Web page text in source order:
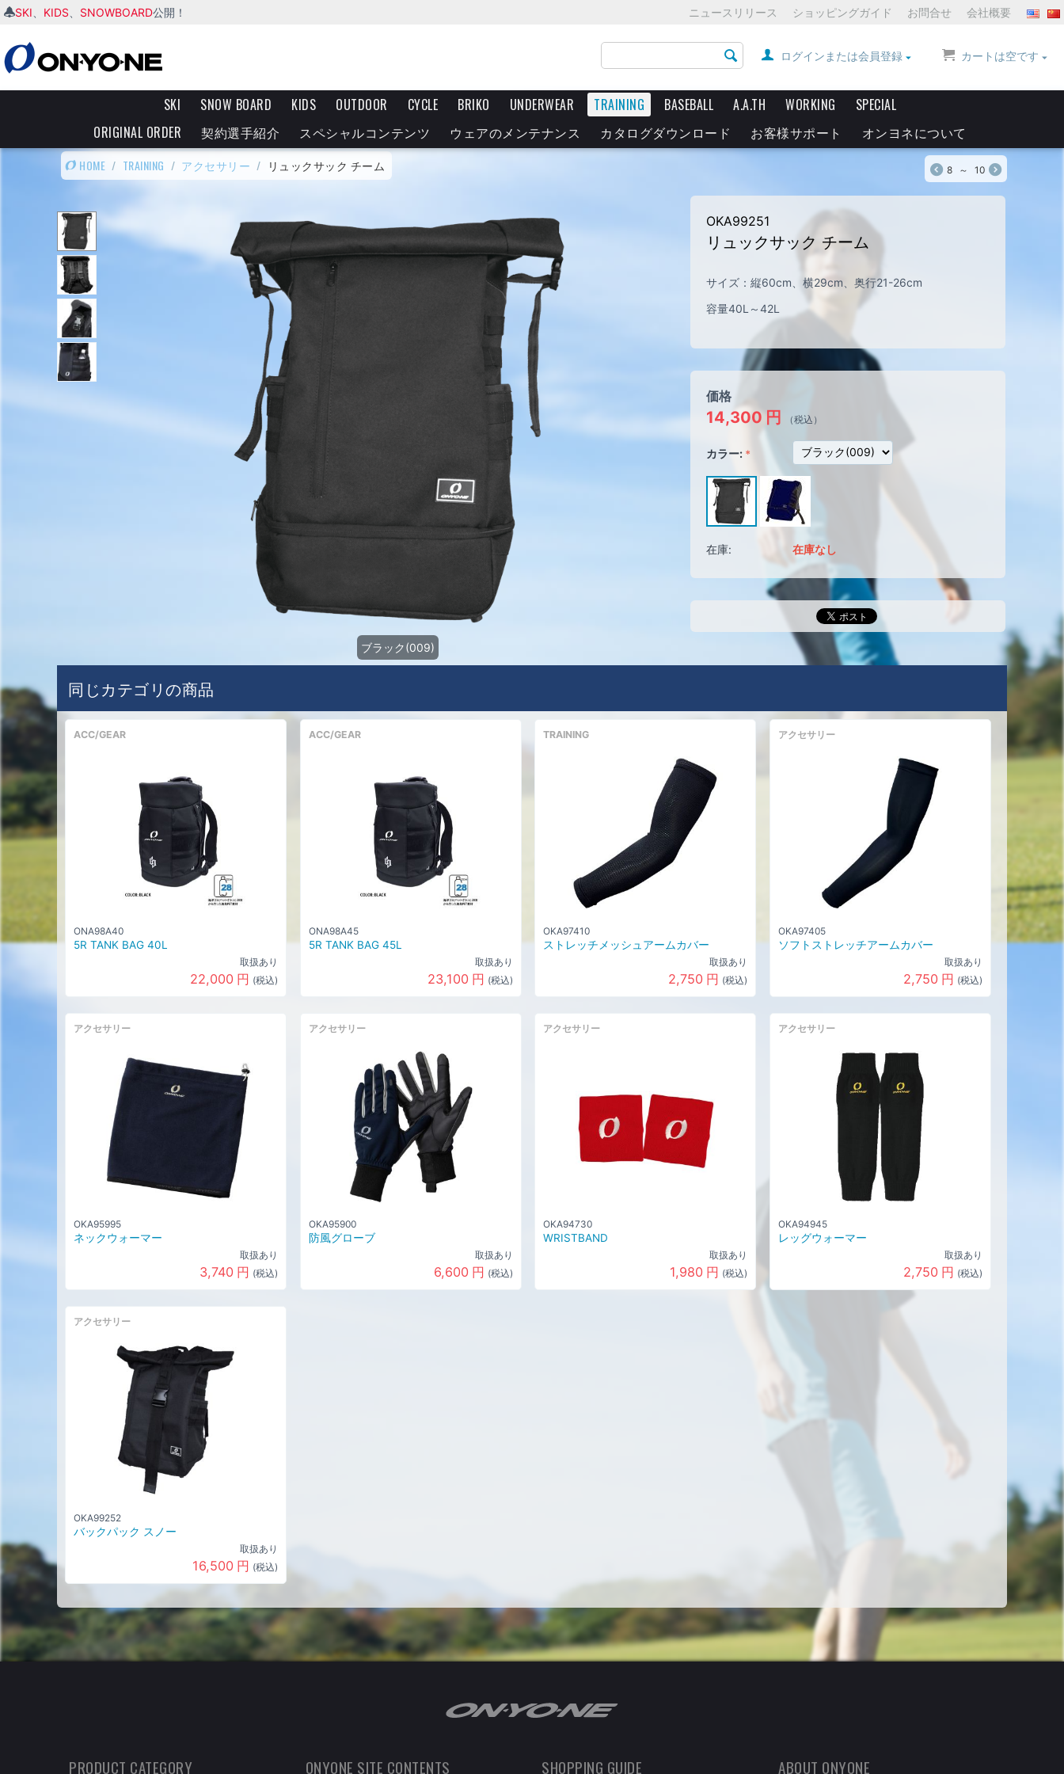
SKI KIDS SNOWBOARD公開！ ニュースリリース ショッピングガイド お問合せ 会社概要
カートは空です
ログインまたは会員登録
SKI SNOW BOARD KIDS OUTDOOR CYCLE BRIKO UNDERWEAR TRAINING BASEBALL A.A.TH WORKING
SPECIAL
ORIGINAL ORDER
契約選手紹介 スペシャルコンテンツ ウェアのメンテナンス カタログダウンロード お客様サポート オンヨネについて
HOME / TRAINING / アクセサリー / リュックサック チーム 8 ～ 10
ブラック(009)
OKA99251
リュックサック チーム
サイズ：縦60cm、横29cm、奥行21-26cm
容量40L～42L
価格
14,300 円 （税込）
カラー:
在庫: 在庫なし
同じカテゴリの商品
ACC/GEAR
ONA98A40
5R TANK BAG 40L
取扱あり
22,000 円 (税込)
ACC/GEAR
ONA98A45
5R TANK BAG 45L
取扱あり
23,100 円 (税込)
TRAINING
OKA97410
ストレッチメッシュアームカバー
取扱あり
2,750 円 (税込)
アクセサリー
OKA97405
ソフトストレッチアームカバー
取扱あり
2,750 円 (税込)
アクセサリー
OKA95995
ネックウォーマー
取扱あり
3,740 円 (税込)
アクセサリー
OKA95900
防風グローブ
取扱あり
6,600 円 (税込)
アクセサリー
OKA94730
WRISTBAND
取扱あり
1,980 円 (税込)
アクセサリー
OKA94945
レッグウォーマー
取扱あり
2,750 円 (税込)
アクセサリー
OKA99252
バックパック スノー
取扱あり
16,500 円 (税込)
PRODUCT CATEGORY ONYONE SITE CONTENTS SHOPPING GUIDE ABOUT ONYONE